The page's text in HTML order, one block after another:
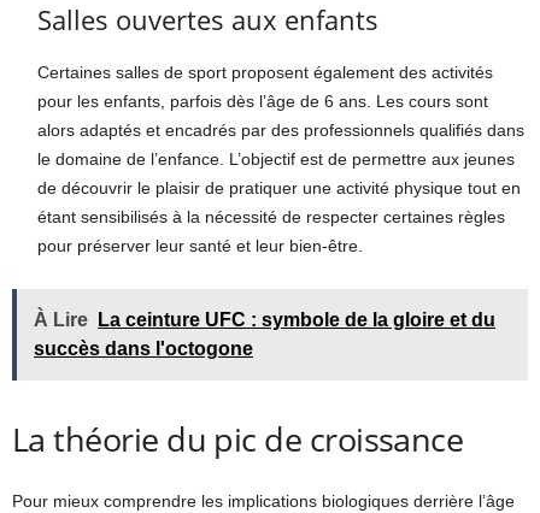
Salles ouvertes aux enfants
Certaines salles de sport proposent également des activités
pour les enfants, parfois dès l’âge de 6 ans. Les cours sont
alors adaptés et encadrés par des professionnels qualifiés dans
le domaine de l’enfance. L’objectif est de permettre aux jeunes
de découvrir le plaisir de pratiquer une activité physique tout en
étant sensibilisés à la nécessité de respecter certaines règles
pour préserver leur santé et leur bien-être.
À Lire
La ceinture UFC : symbole de la gloire et du
succès dans l'octogone
La théorie du pic de croissance
Pour mieux comprendre les implications biologiques derrière l’âge